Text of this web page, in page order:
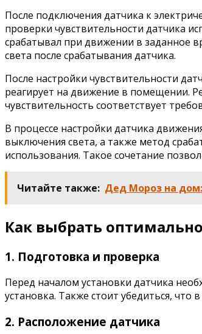
После подключения датчика к
проверки чувствительности датчика
срабатывал при движении в заданное
света после срабатывания датчика.
После настройки чувствительности
реагирует на движение в помещении.
чувствительность соответствует
В процессе настройки датчика
выключения света, а также метод
использования. Такое сочетание
Читайте также: Дед Мороз на
Как выбрать
1. Подготовка и проверка
Перед началом установки датчика
установка. Также стоит убедиться,
2. Расположение датчика